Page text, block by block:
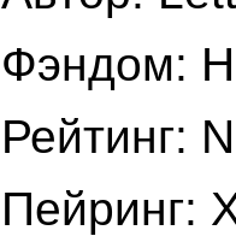
Фэндом:
Рейтинг:
Пейринг: